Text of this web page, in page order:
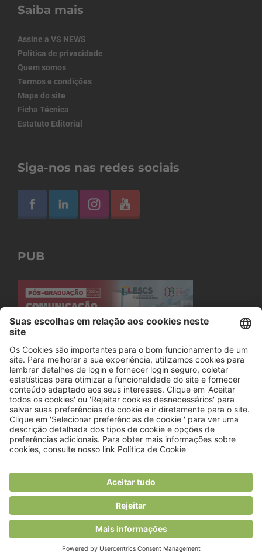
Saiba mais
Assine a VS NEWS
Política de privacidade
Quem somos
Termos e condições
Mapa do site
Ficha Técnica
Estatuto Editorial
Siga-nos nas redes sociais
PUB
© 2018 Viver Saudável
O portal dos profissionais de nutrição
Created byRHP Consulting